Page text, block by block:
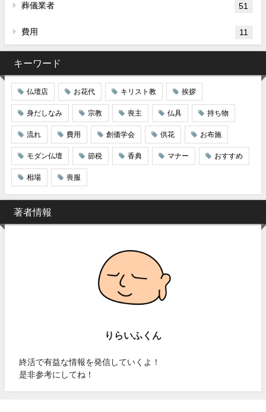
葬儀業者 51
費用 11
キーワード
仏壇店 お花代 キリスト教 挨拶
身だしなみ 宗教 喪主 仏具 持ち物
流れ 費用 創価学会 供花 お布施
モダン仏壇 節税 香典 マナー おすすめ
相場 喪服
著者情報
りらいふくん
終活で有益な情報を発信していくよ！
是非参考にしてね！